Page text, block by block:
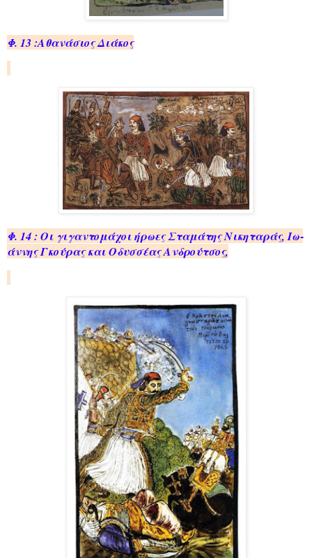
Φ. 13 :Αθανάσιος Διάκος
Φ. 14 : Οι γι­γα­ντο­μά­χοι ήρωες Στα­μά­της Νι­κη­τα­ράς, Ιω­
άν­νης Γκού­ρας και Οδυσ­σέ­ας Ανδρού­τσος,